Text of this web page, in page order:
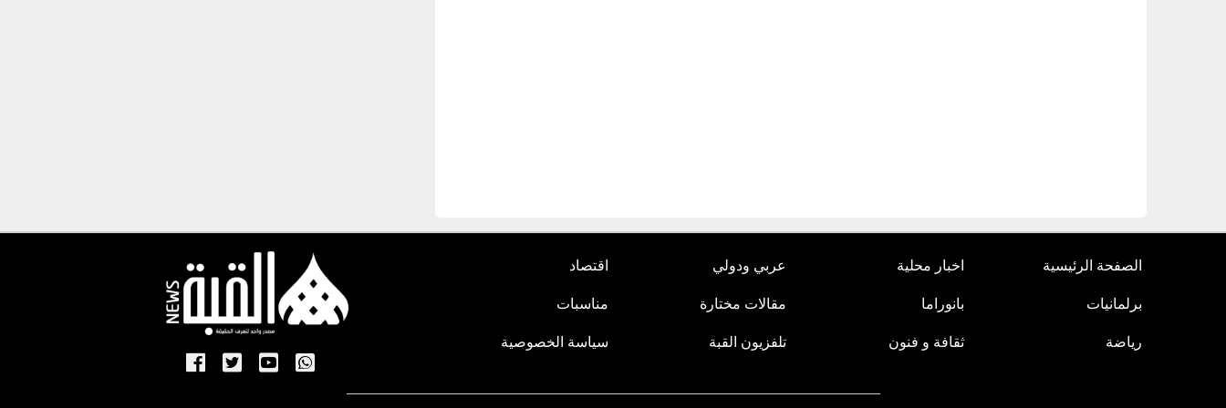
الصفحة الرئيسية اخبار محلية عربي ودولي اقتصاد
برلمانيات بانوراما مقالات مختارة مناسبات
رياضة ثقافة و فنون تلفزيون القبة سياسة الخصوصية